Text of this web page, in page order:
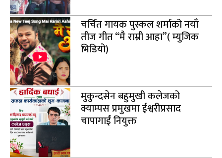
चर्चित गायक पुस्कल शर्माको नयाँ
तीज गीत “मै राम्री आहा”( म्युजिक
भिडियो)
मुकुन्दसेन बहुमुखी कलेजको
क्याम्पस प्रमुखमा ईश्वरीप्रसाद
चापागाईं नियुक्त